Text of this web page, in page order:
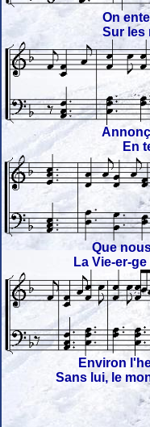
On
Sur les
En
Que
La Vie-er-
Environ
Sans lui, le